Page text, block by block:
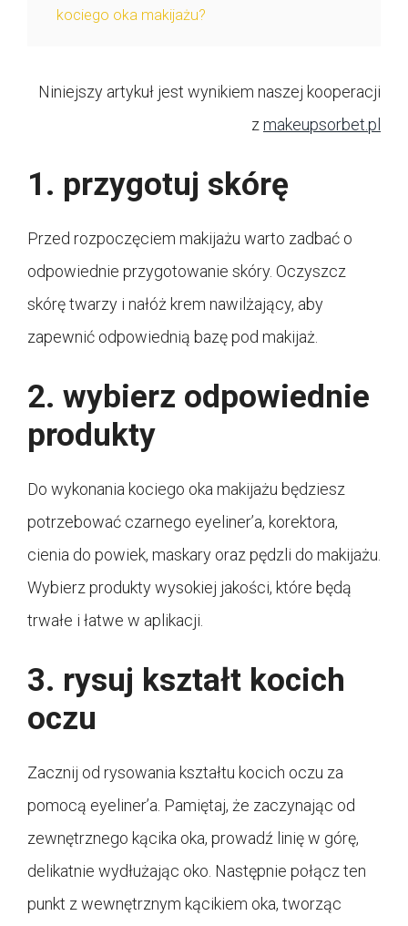
kociego oka makijażu?
Niniejszy artykuł jest wynikiem naszej kooperacji
zmakeupsorbet.pl
1. przygotuj skórę
Przed rozpoczęciem makijażu warto zadbać o
odpowiednie przygotowanie skóry. Oczyszcz
skórę twarzy i nałóż krem nawilżający, aby
zapewnić odpowiednią bazę pod makijaż.
2. wybierz odpowiednie
produkty
Do wykonania kociego oka makijażu będziesz
potrzebować czarnego eyeliner’a, korektora,
cienia do powiek, maskary oraz pędzli do makijażu.
Wybierz produkty wysokiej jakości, które będą
trwałe i łatwe w aplikacji.
3. rysuj kształt kocich
oczu
Zacznij od rysowania kształtu kocich oczu za
pomocą eyeliner’a. Pamiętaj, że zaczynając od
zewnętrznego kącika oka, prowadź linię w górę,
delikatnie wydłużając oko. Następnie połącz ten
punkt z wewnętrznym kącikiem oka, tworząc